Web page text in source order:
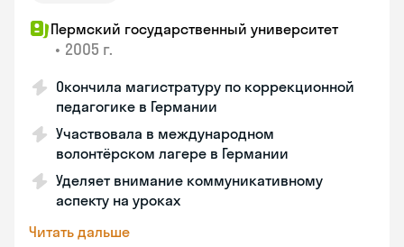
Пермский государственный университет
• 2005 г.
Окончила магистратуру по коррекционной
педагогике в Германии
Участвовала в международном
волонтёрском лагере в Германии
Уделяет внимание коммуникативному
аспекту на уроках
Читать дальше